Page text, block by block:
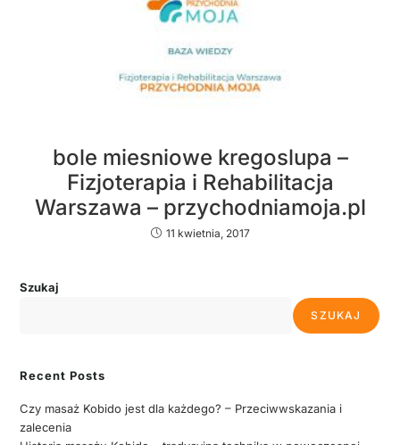
bole miesniowe kregoslupa –
Fizjoterapia i Rehabilitacja
Warszawa – przychodniamoja.pl
11 kwietnia, 2017
Szukaj
SZUKAJ
Recent Posts
Czy masaż Kobido jest dla każdego? – Przeciwwskazania i
zalecenia